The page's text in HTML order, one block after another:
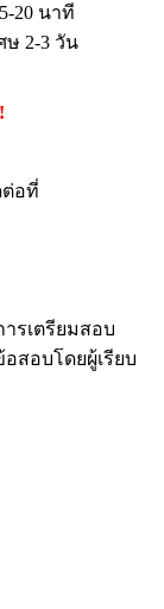
20 นาที
ษ 2-3 วัน
อที่
รเตรียมสอบ
สอบโดยผู้เรียบ